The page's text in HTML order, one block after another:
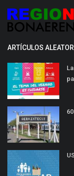
ARTÍCULOS